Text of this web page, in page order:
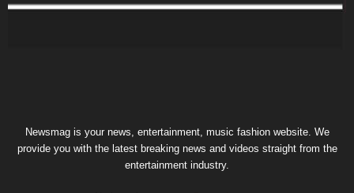
Newsmag is your news, entertainment, music fashion website. We
provide you with the latest breaking news and videos straight from the
entertainment industry.